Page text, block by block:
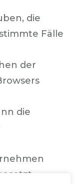
die
Fälle
der
die